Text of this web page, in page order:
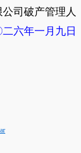
司 破产管理人
二六年一月九日